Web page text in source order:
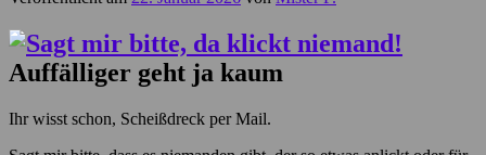
Auffälliger geht ja kaum
Ihr wisst schon, Scheißdreck per Mail.